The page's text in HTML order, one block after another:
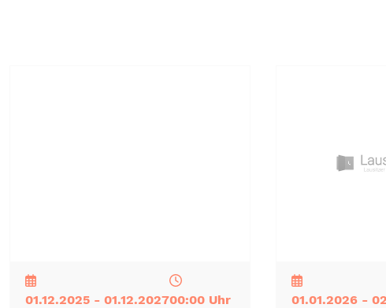
01.12.2025 - 01.12.202700:00 Uhr 01.01.2026 -